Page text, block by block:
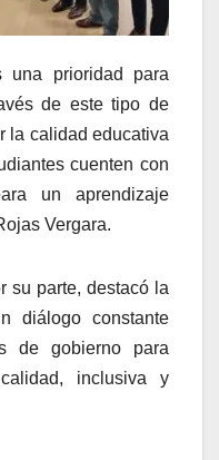
una prioridad para
de este tipo de
la calidad educativa
cuenten con
un aprendizaje
Vergara.
su parte, destacó la
diálogo constante
de gobierno para
inclusiva y